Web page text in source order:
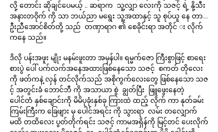
လို့ တောင်း ဆိုချင်ပေမယ့် .. ဆရာက သူ့လျှာ လေးကို သဇင့် ရဲ့ နို့သီး
အနားတဝိုက် ကို သာ ဘယ်ညာ မရွေး သူ့အထာနှင့် သူ စုပ်ယူ နေ တာ…
ဦးညီအောင်စိတ်တို့ သည် တဏှာရာဂ ၏ စေခိုင်းရာ အတိုင် း လိုက်
ကနေ သည်။
ဒိလို ပန်းအဖူး မျိုး မနမ်းဖူးတာ အမှန်ပါ။ ရမ္မက်ဇော ကြီးစွာဖြင့် စာရေး
စားပွဲ ပေါ် ပက်လက်အနေအထားဖြစ်နေသော သဇင့် စကတ် တိုလေး
ကို ဖတ်ကနဲ့ လှန် တင်လိုက်သည် အစိုကွက်လေးတွေ ဖြစ်နေသော သဇ
င့် အတွင်းခံ ဘောင်ဘီ ကို အသာယာ စွဲ ချွတ်ပြီး ဖြူဖွေးနေတဲ့
ပေါင်တံ နှစ်ချောင်းကို မိမိပုခုံးနှစ်ခု ကြားထဲ ထည့် လိုက် ကာ နုတ်ခမ်း
ကြမ်းကြီးက ခြေဖျား မှ ပေါင်အရင်း ကို သွားရာ လမ်း တလျှောက်
မထိ တထိလေး ပွတ်တိုက်ရင်း သဇင့် ကာမအရှိန်ကို မြင့်တင် ပေးလိုက်